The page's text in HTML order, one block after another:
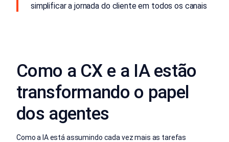
simplificar a jornada do cliente em todos os canais
Como a CX e a IA estão
transformando o papel
dos agentes
Como a IA está assumindo cada vez mais as tarefas